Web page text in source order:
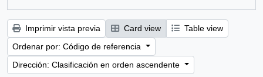
Imprimir vista previa Card view
Table view
Ordenar por: Código de referencia
Dirección: Clasificación en orden ascendente